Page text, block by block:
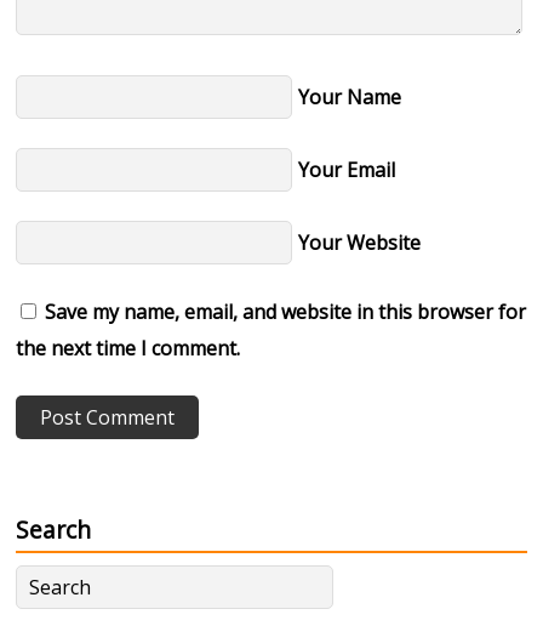
Your Name
Your Email
Your Website
Save my name, email, and website in this browser for
the next time I comment.
Search